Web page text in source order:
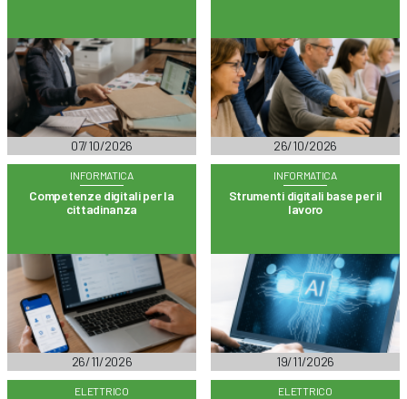
07/10/2026 26/10/2026
INFORMATICA
Competenze digitali per la
cittadinanza
26/11/2026
INFORMATICA
Strumenti digitali base per il
lavoro
19/11/2026
ELETTRICO ELETTRICO